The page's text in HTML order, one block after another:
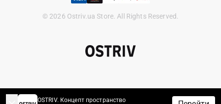
© 2026 Ostriv.ua Store. All Rights Reserved.
OSTRIV. Концепт пространство